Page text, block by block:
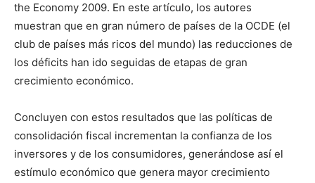
the Economy 2009. En este artículo, los autores
muestran que en gran número de países de la OCDE (el
club de países más ricos del mundo) las reducciones de
los déficits han ido seguidas de etapas de gran
crecimiento económico.
Concluyen con estos resultados que las políticas de
consolidación fiscal incrementan la confianza de los
inversores y de los consumidores, generándose así el
estímulo económico que genera mayor crecimiento